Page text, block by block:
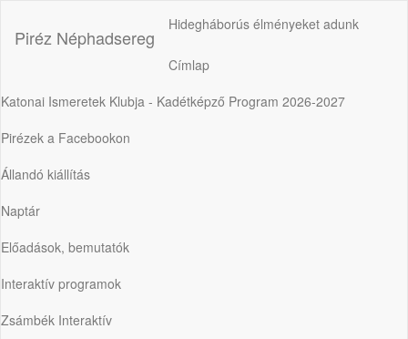
tartalomra
Piréz Néphadsereg
Hidegháborús élményeket adunk
navigáció
Címlap
Katonai Ismeretek Klubja - Kadétképző Program 2026-2027
Pirézek a Facebookon
Állandó kiállítás
Naptár
Előadások, bemutatók
Interaktív programok
Zsámbék Interaktív